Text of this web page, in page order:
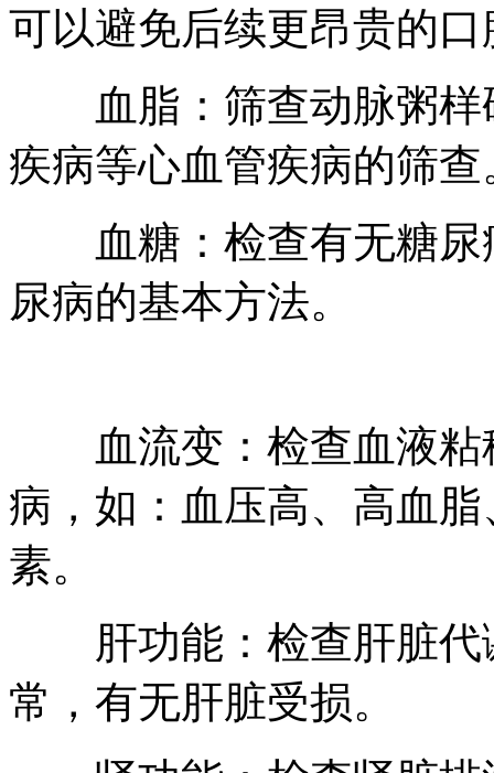
可以避免后续更昂贵的
血脂：筛查动脉粥样
疾病等心血管疾病的筛查
血糖：检查有无糖尿
尿病的基本方法。
血流变：检查血液粘
病，如：血压高、高血
素。
肝功能：检查肝脏代
常，有无肝脏受损。